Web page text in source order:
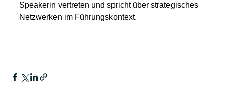
Speakerin vertreten und spricht über strategisches
Netzwerken im Führungskontext.